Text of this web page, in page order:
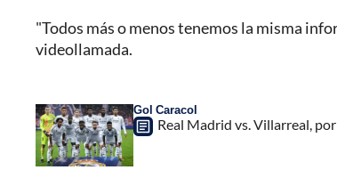
"Todos más o menos tenemos la misma
videollamada.
Gol Caracol
Real Madrid vs. Villarreal,